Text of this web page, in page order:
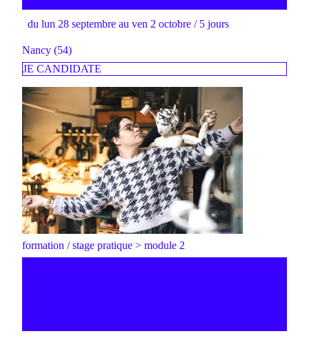
du lun 28 septembre au ven 2 octobre / 5 jours
Nancy (54)
JE CANDIDATE
formation / stage pratique > module 2